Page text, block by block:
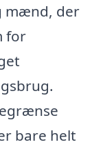
mænd, der
for
bare helt